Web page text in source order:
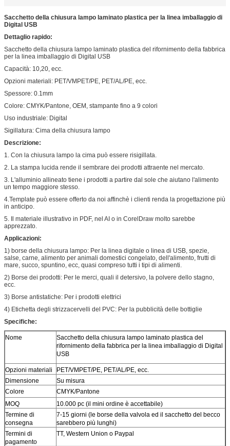
Sacchetto della chiusura lampo laminato plastica per la linea imballaggio di
Digital USB
Dettaglio rapido:
Sacchetto della chiusura lampo laminato plastica del rifornimento della fabbrica
per la linea imballaggio di Digital USB
Capacità: 10,20, ecc.
Opzioni materiali: PET/VMPET/PE, PET/AL/PE, ecc.
Spessore: 0.1mm
Colore: CMYK/Pantone, OEM, stampante fino a 9 colori
Uso industriale: Digital
Sigillatura: Cima della chiusura lampo
Descrizione:
1. Con la chiusura lampo la cima può essere risigillata.
2. La stampa lucida rende il sembrare dei prodotti attraente nel mercato.
3. L'alluminio allineato tiene i prodotti a partire dal sole che aiutano l'alimento
un tempo maggiore stesso.
4.Template può essere offerto da noi affinchè i clienti renda la progettazione più
in anticipo.
5. Il materiale illustrativo in PDF, nel AI o in CorelDraw molto sarebbe
apprezzato.
Applicazioni:
1) borse della chiusura lampo: Per la linea digitale o linea di USB, spezie,
salse, carne, alimento per animali domestici congelato, dell'alimento, frutti di
mare, succo, spuntino, ecc, quasi compreso tutti i tipi di alimenti.
2) Borse dei prodotti: Per le merci, quali il detersivo, la polvere dello stagno,
ecc.
3) Borse antistatiche: Per i prodotti elettrici
4) Etichetta degli strizzacervelli del PVC: Per la pubblicità delle bottiglie
Specifiche:
Nome
Sacchetto della chiusura lampo laminato plastica del
rifornimento della fabbrica per la linea imballaggio di Digital
USB
Opzioni materiali
PET/VMPET/PE, PET/AL/PE, ecc.
Dimensione
Su misura
Colore
CMYK/Pantone
MOQ
10.000 pc (il mini ordine è accettabile)
Termine di
consegna
7-15 giorni (le borse della valvola ed il sacchetto del becco
sarebbero più lunghi)
Termini di
pagamento
TT, Western Union o Paypal